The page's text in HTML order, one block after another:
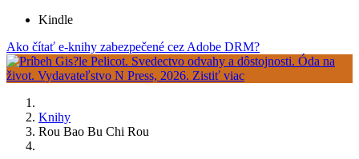
Kindle
Ako čítať e-knihy zabezpečené cez Adobe DRM?
Knihy
Rou Bao Bu Chi Rou